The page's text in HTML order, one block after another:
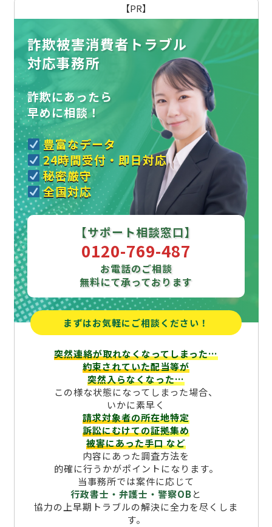
【PR】
詐欺被害消費者トラブル
対応事務所
詐欺にあったら
早めに相談！
豊富なデータ
24時間受付・即日対応
秘密厳守
全国対応
【サポート相談窓口】
0120-769-487
お電話のご相談
無料にて承っております
まずはお気軽にご相談ください！
突然連絡が取れなくなってしまった…
約束されていた配当等が
突然入らなくなった…
この様な状態になってしまった場合、
いかに素早く
請求対象者の所在地特定
訴訟にむけての証拠集め
被害にあった手口など
内容にあった調査方法を
的確に行うかがポイントになります。
当事務所では案件に応じて
行政書士・弁護士・警察OBと
協力の上早期トラブルの解決に全力を尽くしま
す。